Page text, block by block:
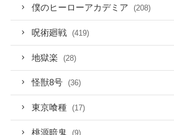
僕のヒーローアカデミア (208)
呪術廻戦 (419)
地獄楽 (28)
怪獣8号 (36)
東京喰種 (17)
桃源暗鬼 (9)